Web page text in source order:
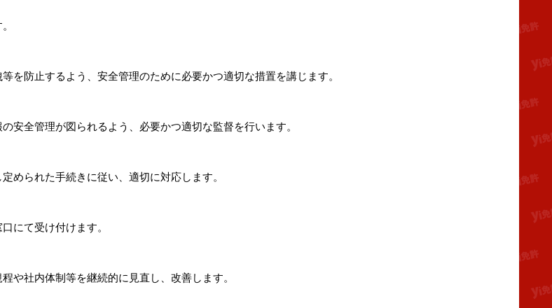
防止するよう、安全管理のために必要かつ適切な措置を講じます。
全管理が図られるよう、必要かつ適切な監督を行います。
められた手続きに従い、適切に対応します。
にて受け付けます。
や社内体制等を継続的に見直し、改善します。